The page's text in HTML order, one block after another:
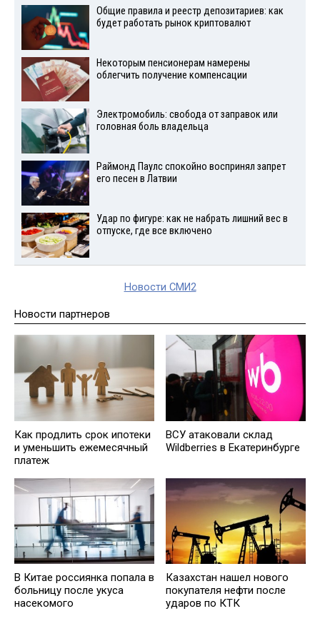
Общие правила и реестр депозитариев: как
будет работать рынок криптовалют
Некоторым пенсионерам намерены
облегчить получение компенсации
Электромобиль: свобода от заправок или
головная боль владельца
Раймонд Паулс спокойно воспринял запрет
его песен в Латвии
Удар по фигуре: как не набрать лишний вес в
отпуске, где все включено
Новости СМИ2
Новости партнеров
Как продлить срок ипотеки
и уменьшить ежемесячный
платеж
ВСУ атаковали склад
Wildberries в Екатеринбурге
В Китае россиянка попала в
больницу после укуса
насекомого
Казахстан нашел нового
покупателя нефти после
ударов по КТК